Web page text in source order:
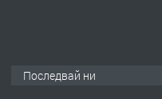
Последвай ни